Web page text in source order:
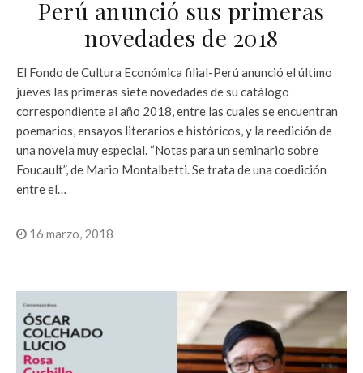
Perú anunció sus primeras
novedades de 2018
El Fondo de Cultura Económica filial-Perú anunció el último
jueves las primeras siete novedades de su catálogo
correspondiente al año 2018, entre las cuales se encuentran
poemarios, ensayos literarios e históricos, y la reedición de
una novela muy especial. “Notas para un seminario sobre
Foucault”, de Mario Montalbetti. Se trata de una coedición
entre el…
16 marzo, 2018